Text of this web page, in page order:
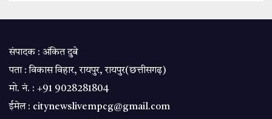
संपादक : अंकित दुबे
पता : विकास विहार, रायपुर, रायपुर(छत्तीसगढ़)
मो. नं. : +91 9028281804
ईमेल : citynewslivempcg@gmail.com